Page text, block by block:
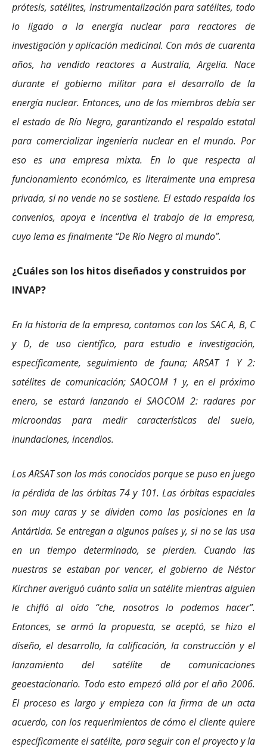
prótesis, satélites, instrumentalización para satélites, todo
lo ligado a la energía nuclear para reactores de
investigación y aplicación medicinal. Con más de cuarenta
años, ha vendido reactores a Australia, Argelia. Nace
durante el gobierno militar para el desarrollo de la
energía nuclear. Entonces, uno de los miembros debía ser
el estado de Río Negro, garantizando el respaldo estatal
para comercializar ingeniería nuclear en el mundo. Por
eso es una empresa mixta. En lo que respecta al
funcionamiento económico, es literalmente una empresa
privada, si no vende no se sostiene. El estado respalda los
convenios, apoya e incentiva el trabajo de la empresa,
cuyo lema es finalmente “De Río Negro al mundo”.
¿Cuáles son los hitos diseñados y construidos por
INVAP?
En la historia de la empresa, contamos con los SAC A, B, C
y D, de uso científico, para estudio e investigación,
específicamente, seguimiento de fauna; ARSAT 1 Y 2:
satélites de comunicación; SAOCOM 1 y, en el próximo
enero, se estará lanzando el SAOCOM 2: radares por
microondas para medir características del suelo,
inundaciones, incendios.
Los ARSAT son los más conocidos porque se puso en juego
la pérdida de las órbitas 74 y 101. Las órbitas espaciales
son muy caras y se dividen como las posiciones en la
Antártida. Se entregan a algunos países y, si no se las usa
en un tiempo determinado, se pierden. Cuando las
nuestras se estaban por vencer, el gobierno de Néstor
Kirchner averiguó cuánto salía un satélite mientras alguien
le chifló al oído “che, nosotros lo podemos hacer”.
Entonces, se armó la propuesta, se aceptó, se hizo el
diseño, el desarrollo, la calificación, la construcción y el
lanzamiento del satélite de comunicaciones
geoestacionario. Todo esto empezó allá por el año 2006.
El proceso es largo y empieza con la firma de un acta
acuerdo, con los requerimientos de cómo el cliente quiere
específicamente el satélite, para seguir con el proyecto y la